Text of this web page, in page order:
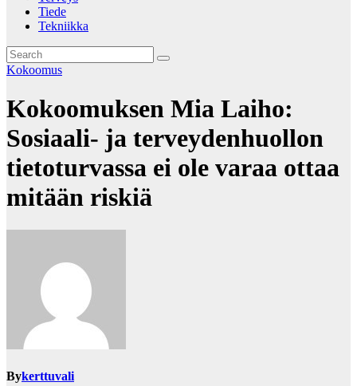
Tiede
Tekniikka
Kokoomus
Kokoomuksen Mia Laiho:
Sosiaali- ja terveydenhuollon
tietoturvassa ei ole varaa ottaa
mitään riskiä
Bykerttuvali